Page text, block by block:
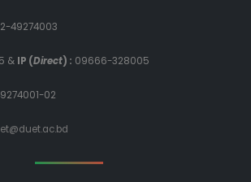
49274003
& IP (Direct) : 09666-328005
02